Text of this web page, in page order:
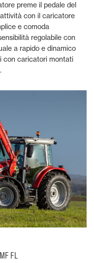
preme il pedale del
con il caricatore
e comoda
regolabile con
a rapido e dinamico
con caricatori montati
FL